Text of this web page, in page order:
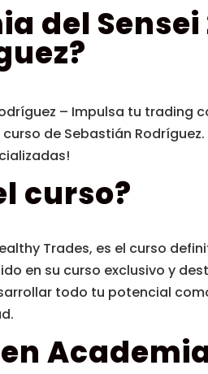
del Sensei
– Impulsa tu trading
de Sebastián Rodríguez.
curso?
Trades, es el curso
en su curso exclusivo y
todo tu potencial